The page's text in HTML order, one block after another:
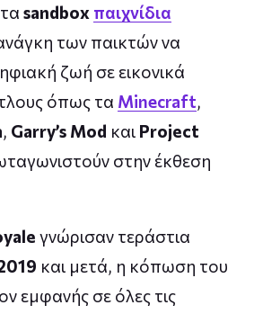
sandbox παιχνίδια
των παικτών να
ζωή σε εικονικά
όπως τα Minecraft,
, Garry’s Mod και Project
στην έκθεση
γνώρισαν τεράστια
και μετά, η κόπωση του
εμφανής σε όλες τις